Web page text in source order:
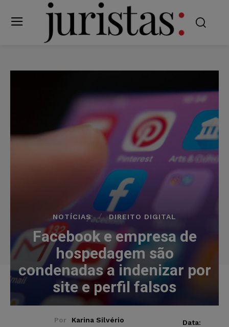
NOTÍCIAS DIREITO DIGITAL
Facebook e empresa de
hospedagem são
condenadas a indenizar por
site e perfil falsos
Por Karina Silvério
Data: